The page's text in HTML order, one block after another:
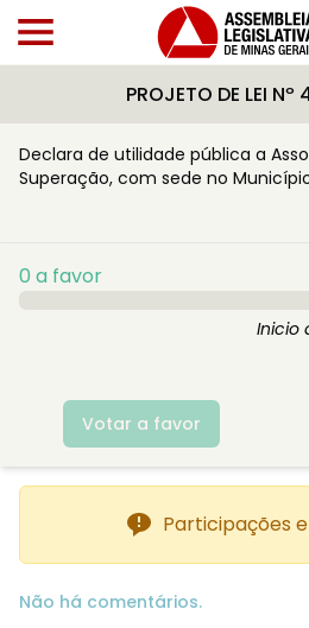
PROJETO DE LEI
Declara de utilidade pública a
Superação, com sede no
0 a favor
Inicio
Votar a favor
Participações
Não há comentários.